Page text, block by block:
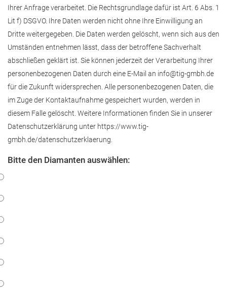
Ihrer Anfrage verarbeitet. Die Rechtsgrundlage dafür ist Art. 6 Abs. 1
Lit f) DSGVO. Ihre Daten werden nicht ohne Ihre Einwilligung an
Dritte weitergegeben. Die Daten werden gelöscht, wenn sich aus den
Umständen entnehmen lässt, dass der betroffene Sachverhalt
abschließen geklärt ist. Sie können jederzeit der Verarbeitung Ihrer
personenbezogenen Daten durch eine E-Mail an info@tig-gmbh.de
für die Zukunft widersprechen. Alle personenbezogenen Daten, die
im Zuge der Kontaktaufnahme gespeichert wurden, werden in
diesem Falle gelöscht. Weitere Informationen finden Sie in unserer
Datenschutzerklärung unter https://www.tig-
gmbh.de/datenschutzerklaerung.
Bitte den Diamanten auswählen: